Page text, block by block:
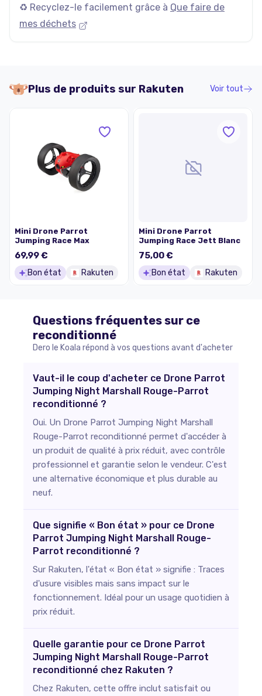
♻️ Recyclez-le facilement grâce à Que faire de
mes déchets
Plus de produits sur Rakuten Voir tout
Mini Drone Parrot
Jumping Race Max
69,99 €
Bon état Rakuten
Mini Drone Parrot
Jumping Race Jett Blanc
75,00 €
Bon état Rakuten
Questions fréquentes sur ce
reconditionné
Dero le Koala répond à vos questions avant d'acheter
Vaut-il le coup d'acheter ce Drone Parrot
Jumping Night Marshall Rouge-Parrot
reconditionné ?
Oui. Un Drone Parrot Jumping Night Marshall
Rouge-Parrot reconditionné permet d'accéder à
un produit de qualité à prix réduit, avec contrôle
professionnel et garantie selon le vendeur. C'est
une alternative économique et plus durable au
neuf.
Que signifie « Bon état » pour ce Drone
Parrot Jumping Night Marshall Rouge-
Parrot reconditionné ?
Sur Rakuten, l'état « Bon état » signifie : Traces
d'usure visibles mais sans impact sur le
fonctionnement. Idéal pour un usage quotidien à
prix réduit.
Quelle garantie pour ce Drone Parrot
Jumping Night Marshall Rouge-Parrot
reconditionné chez Rakuten ?
Chez Rakuten, cette offre inclut satisfait ou